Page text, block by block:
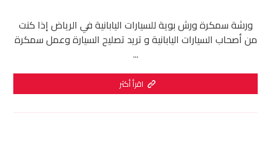
ورشة سمكرة ورش بوية للسيارات اليابانية في الرياض إذا كنت
من أصحاب السيارات اليابانية و تريد تصليح السيارة وعمل سمكرة
...
اقرأ أكثر